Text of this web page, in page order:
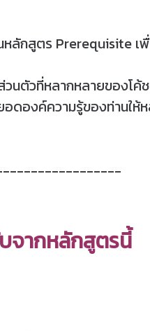
หลักสูตร Prerequisite
นตัวที่หลากหลายของโ
ดองค์ความรู้ของท่านให้
จากหลักสูตรนี้